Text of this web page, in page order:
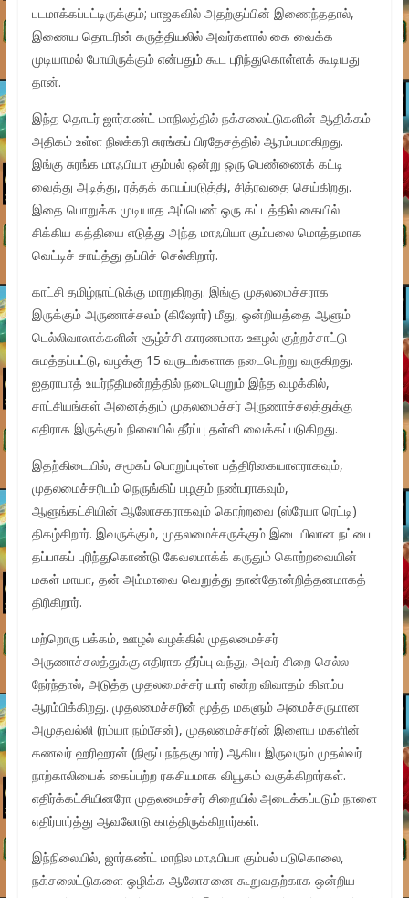
படமாக்கப்பட்டிருக்கும்; பாஜகவில் அதற்குப்பின் இணைந்ததால்,
இணைய தொடரின் கருத்தியலில் அவர்களால் கை வைக்க
முடியாமல் போயிருக்கும் என்பதும் கூட புரிந்துகொள்ளக் கூடியது
தான்.
இந்த தொடர் ஜார்கண்ட் மாநிலத்தில் நக்சலைட்டுகளின் ஆதிக்கம்
அதிகம் உள்ள நிலக்கரி சுரங்கப் பிரதேசத்தில் ஆரம்பமாகிறது.
இங்கு சுரங்க மாஃபியா கும்பல் ஒன்று ஒரு பெண்ணைக் கட்டி
வைத்து அடித்து, ரத்தக் காயப்படுத்தி, சித்ரவதை செய்கிறது.
இதை பொறுக்க முடியாத அப்பெண் ஒரு கட்டத்தில் கையில்
சிக்கிய கத்தியை எடுத்து அந்த மாஃபியா கும்பலை மொத்தமாக
வெட்டிச் சாய்த்து தப்பிச் செல்கிறார்.
காட்சி தமிழ்நாட்டுக்கு மாறுகிறது. இங்கு முதலமைச்சராக
இருக்கும் அருணாச்சலம் (கிஷோர்) மீது, ஒன்றியத்தை ஆளும்
டெல்லிவாலாக்களின் சூழ்ச்சி காரணமாக ஊழல் குற்றச்சாட்டு
சுமத்தப்பட்டு, வழக்கு 15 வருடங்களாக நடைபெற்று வருகிறது.
ஐதராபாத் உயர்நீதிமன்றத்தில் நடைபெறும் இந்த வழக்கில்,
சாட்சியங்கள் அனைத்தும் முதலமைச்சர் அருணாச்சலத்துக்கு
எதிராக இருக்கும் நிலையில் தீர்ப்பு தள்ளி வைக்கப்படுகிறது.
இதற்கிடையில், சமூகப் பொறுப்புள்ள பத்திரிகையாளராகவும்,
முதலமைச்சரிடம் நெருங்கிப் பழகும் நண்பராகவும்,
ஆளுங்கட்சியின் ஆலோசகராகவும் கொற்றவை (ஸ்ரேயா ரெட்டி)
திகழ்கிறார். இவருக்கும், முதலமைச்சருக்கும் இடையிலான நட்பை
தப்பாகப் புரிந்துகொண்டு கேவலமாக்க் கருதும் கொற்றவையின்
மகள் மாயா, தன் அம்மாவை வெறுத்து தான்தோன்றித்தனமாகத்
திரிகிறார்.
மற்றொரு பக்கம், ஊழல் வழக்கில் முதலமைச்சர்
அருணாச்சலத்துக்கு எதிராக தீர்ப்பு வந்து, அவர் சிறை செல்ல
நேர்ந்தால், அடுத்த முதலமைச்சர் யார் என்ற விவாதம் கிளம்ப
ஆரம்பிக்கிறது. முதலமைச்சரின் மூத்த மகளும் அமைச்சருமான
அமுதவல்லி (ரம்யா நம்பீசன்), முதலமைச்சரின் இளைய மகளின்
கணவர் ஹரிஹரன் (நிரூப் நந்தகுமார்) ஆகிய இருவரும் முதல்வர்
நாற்காலியைக் கைப்பற்ற ரகசியமாக வியூகம் வகுக்கிறார்கள்.
எதிர்க்கட்சியினரோ முதலமைச்சர் சிறையில் அடைக்கப்படும் நாளை
எதிர்பார்த்து ஆவலோடு காத்திருக்கிறார்கள்.
இந்நிலையில், ஜார்கண்ட் மாநில மாஃபியா கும்பல் படுகொலை,
நக்சலைட்டுகளை ஒழிக்க ஆலோசனை கூறுவதற்காக ஒன்றிய